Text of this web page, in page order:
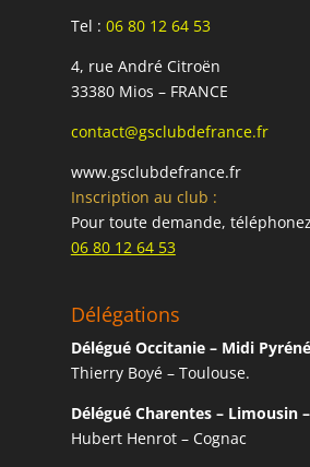
Tel : 06 80 12 64 53
4, rue André Citroën
33380 Mios – FRANCE
contact@gsclubdefrance.fr
www.gsclubdefrance.fr
Inscription au club :
Pour toute demande,
06 80 12 64 53
Délégations
Délégué Occitanie – Midi
Thierry Boyé – Toulouse.
Délégué Charentes – Limousin
Hubert Henrot – Cognac